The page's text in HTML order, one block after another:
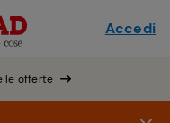
le offerte
Accedi